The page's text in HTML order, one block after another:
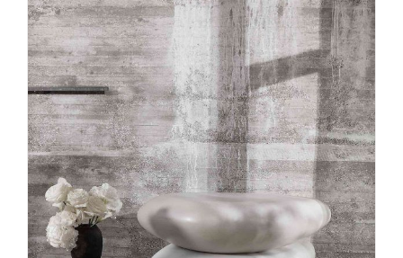
Die Wohnwelt nach der
weihnachtlichen Opulenz